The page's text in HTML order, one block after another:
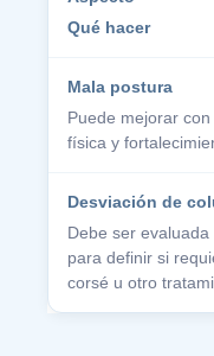
Qué hacer
Puede mejorar
física y
Debe ser
para definir si
corsé u otro